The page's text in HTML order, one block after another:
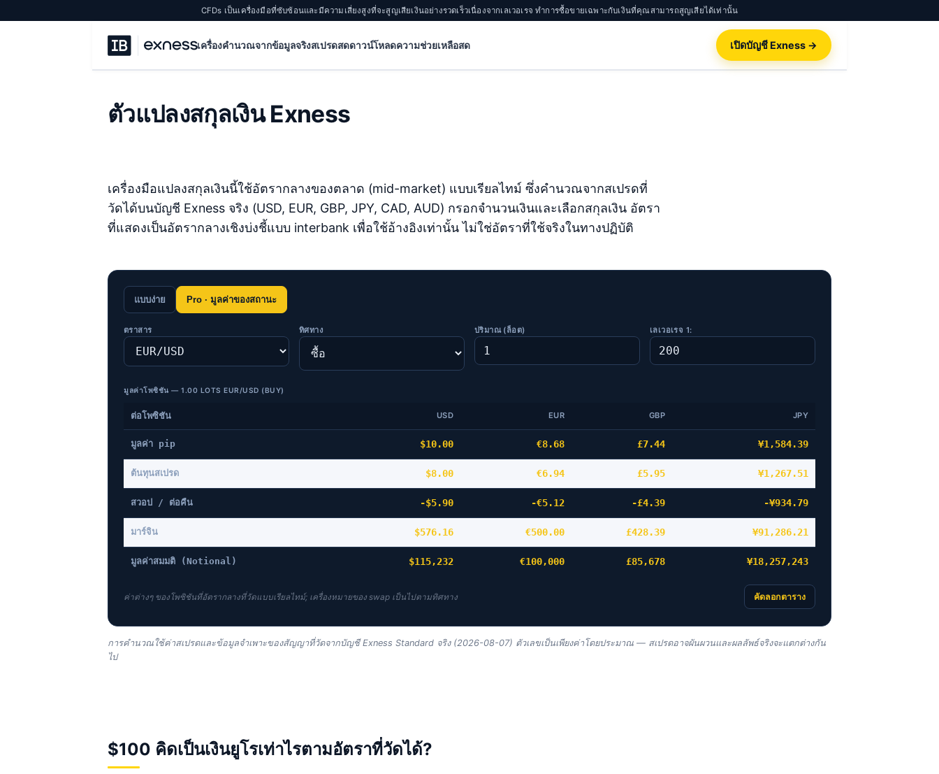
CFDs เป็นเครื่องมือที่ซับซ้อนและมีความเสี่ยงสูงที่จะสูญเสียเงินอย่างรวดเร็วเนื่องจากเลเวอเรจ ทำการซื้อขายเฉพาะกับเงินที่คุณสามารถสูญเสียได้เท่านั้น
เครื่องคำนวณจากข้อมูลจริงสเปรดสดดาวน์โหลดความช่วยเหลือสด เปิดบัญชี Exness →
ตัวแปลงสกุลเงิน Exness
เครื่องมือแปลงสกุลเงินนี้ใช้อัตรากลางของตลาด (mid-market) แบบเรียลไทม์ ซึ่งคำนวณจากสเปรดที่
วัดได้บนบัญชี Exness จริง (USD, EUR, GBP, JPY, CAD, AUD) กรอกจำนวนเงินและเลือกสกุลเงิน อัตรา
ที่แสดงเป็นอัตรากลางเชิงบ่งชี้แบบ interbank เพื่อใช้อ้างอิงเท่านั้น ไม่ใช่อัตราที่ใช้จริงในทางปฏิบัติ
แบบง่าย Pro · มูลค่าของสถานะ
ตราสาร ทิศทาง ปริมาณ (ล็อต) เลเวอเรจ 1:
มูลค่าโพซิชัน — 1.00 LOTS EUR/USD (BUY)
ต่อโพซิชัน USD EUR GBP JPY
มูลค่า pip $10.00 €8.68 £7.44 ¥1,584.39
ต้นทุนสเปรด $8.00 €6.94 £5.95 ¥1,267.51
สวอป / ต่อคืน -$5.90 -€5.12 -£4.39 -¥934.79
มาร์จิน $576.16 €500.00 £428.39 ¥91,286.21
มูลค่าสมมติ (Notional) $115,232 €100,000 £85,678 ¥18,257,243
ค่าต่างๆ ของโพซิชันที่อัตรากลางที่วัดแบบเรียลไทม์; เครื่องหมายของ swap เป็นไปตามทิศทาง คัดลอกตาราง
การคำนวณใช้ค่าสเปรดและข้อมูลจำเพาะของสัญญาที่วัดจากบัญชี Exness Standard จริง (2026-08-07) ตัวเลขเป็นเพียงค่าโดยประมาณ — สเปรดอาจผันผวนและผลลัพธ์จริงจะแตกต่างกัน
ไป
$100 คิดเป็นเงินยูโรเท่าไรตามอัตราที่วัดได้?